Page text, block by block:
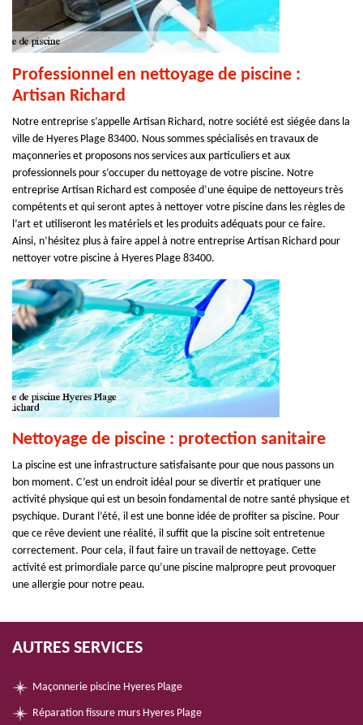
Professionnel en nettoyage de piscine :
Artisan Richard
Notre entreprise s’appelle Artisan Richard, notre société est siégée dans la
ville de Hyeres Plage 83400. Nous sommes spécialisés en travaux de
maçonneries et proposons nos services aux particuliers et aux
professionnels pour s’occuper du nettoyage de votre piscine. Notre
entreprise Artisan Richard est composée d’une équipe de nettoyeurs très
compétents et qui seront aptes à nettoyer votre piscine dans les règles de
l’art et utiliseront les matériels et les produits adéquats pour ce faire.
Ainsi, n’hésitez plus à faire appel à notre entreprise Artisan Richard pour
nettoyer votre piscine à Hyeres Plage 83400.
Nettoyage de piscine : protection sanitaire
La piscine est une infrastructure satisfaisante pour que nous passons un
bon moment. C’est un endroit idéal pour se divertir et pratiquer une
activité physique qui est un besoin fondamental de notre santé physique et
psychique. Durant l’été, il est une bonne idée de profiter sa piscine. Pour
que ce rêve devient une réalité, il suffit que la piscine soit entretenue
correctement. Pour cela, il faut faire un travail de nettoyage. Cette
activité est primordiale parce qu’une piscine malpropre peut provoquer
une allergie pour notre peau.
AUTRES SERVICES
Maçonnerie piscine Hyeres Plage
Réparation fissure murs Hyeres Plage